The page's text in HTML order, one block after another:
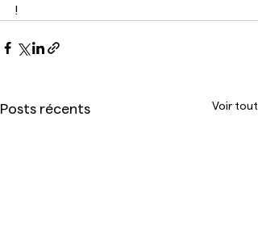
!
Posts récents Voir tout